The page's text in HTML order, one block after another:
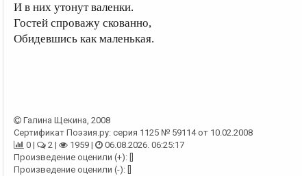
И в них утонут валенки.
Гостей спроважу скованно,
Обидевшись как маленькая.
Галина Щекина, 2008
Сертификат Поэзия.ру: серия 1125 № 59114 от 10.02.2008
0 |
2 | 1959 |
06.08.2026. 06:25:17
Произведение оценили (+): []
Произведение оценили (-): []